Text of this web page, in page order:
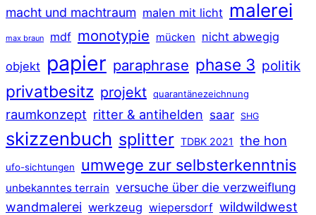
macht und machtraum malen mit licht malerei
max braun mdf monotypie mücken nicht abwegig
objekt papier paraphrase phase 3 politik
privatbesitz projekt quarantänezeichnung
raumkonzept ritter & antihelden saar SHG
skizzenbuch splitter TDBK 2021 the hon
ufo-sichtungen umwege zur selbsterkenntnis
unbekanntes terrain versuche über die verzweiflung
wandmalerei werkzeug wiepersdorf wildwildwest